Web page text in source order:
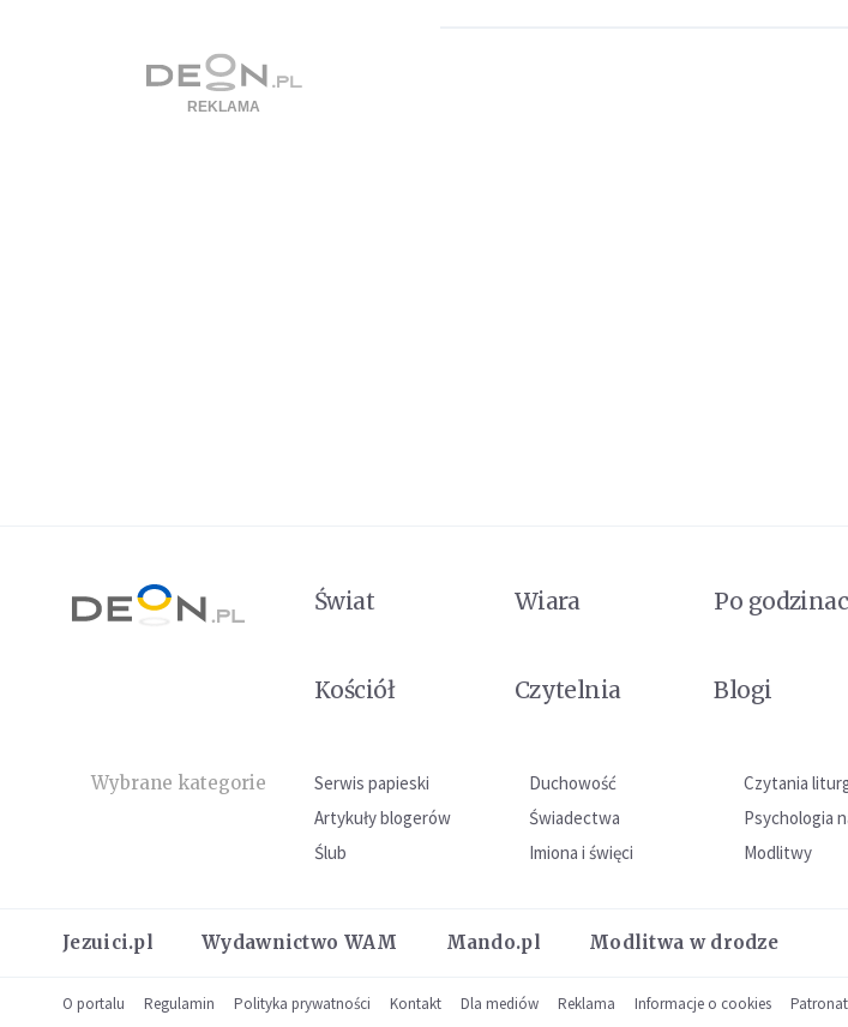
Świat Wiara Po
Kościół
Czytelnia Blogi
Wybrane kategorie Serwis papieski Duchowość Czytania
Artykuły blogerów
Świadectwa Psychologia
Ślub
Imiona i święci Modlitwy
Jezuici.pl Wydawnictwo WAM Mando.pl Modlitwa w drodze
O portalu Regulamin Polityka prywatności Kontakt Dla mediów Reklama Informacje o cookies Patronat